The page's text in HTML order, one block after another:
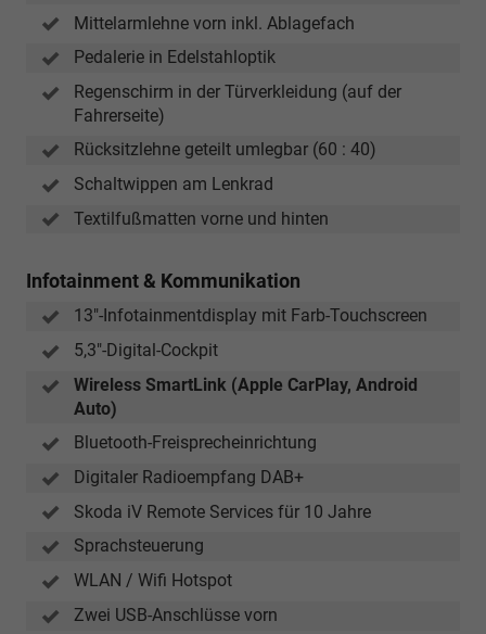
Mittelarmlehne vorn inkl. Ablagefach
Pedalerie in Edelstahloptik
Regenschirm in der Türverkleidung (auf der
Fahrerseite)
Rücksitzlehne geteilt umlegbar (60 : 40)
Schaltwippen am Lenkrad
Textilfußmatten vorne und hinten
Infotainment & Kommunikation
13"-Infotainmentdisplay mit Farb-Touchscreen
5,3"-Digital-Cockpit
Wireless SmartLink (Apple CarPlay, Android
Auto)
Bluetooth-Freisprecheinrichtung
Digitaler Radioempfang DAB+
Skoda iV Remote Services für 10 Jahre
Sprachsteuerung
WLAN / Wifi Hotspot
Zwei USB-Anschlüsse vorn